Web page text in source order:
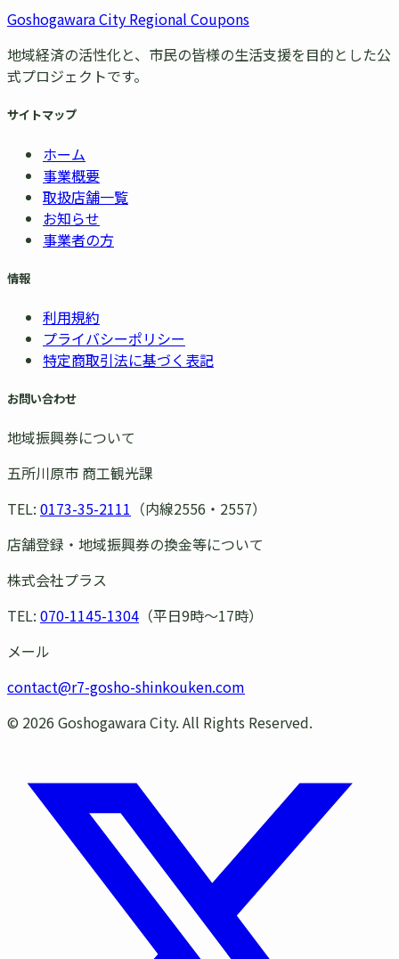
Goshogawara City Regional Coupons
地域経済の活性化と、市民の皆様の生活支援を目的とした公
式プロジェクトです。
サイトマップ
ホーム
事業概要
取扱店舗一覧
お知らせ
事業者の方
情報
利用規約
プライバシーポリシー
特定商取引法に基づく表記
お問い合わせ
地域振興券について
五所川原市 商工観光課
TEL: 0173-35-2111 （内線2556・2557）
店舗登録・地域振興券の換金等について
株式会社プラス
TEL: 070-1145-1304 （平日9時〜17時）
メール
contact@r7-gosho-shinkouken.com
© 2026 Goshogawara City. All Rights Reserved.